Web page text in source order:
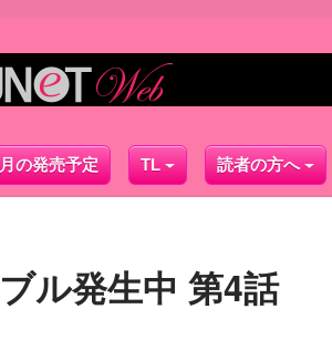
の発売予定 TL 読者の方へ
ル発生中 第4話